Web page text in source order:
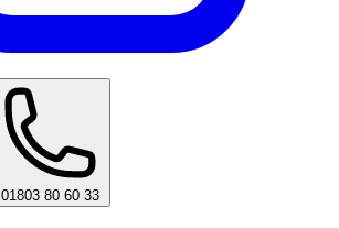
01803 80 60 33